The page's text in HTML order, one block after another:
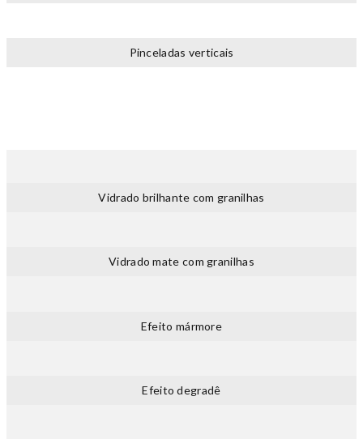
Pinceladas verticais
Vidrado brilhante com granilhas
Vidrado mate com granilhas
Efeito mármore
Efeito degradê